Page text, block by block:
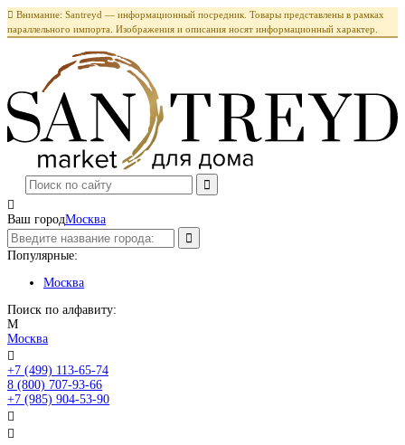
 Внимание: Santreyd — информационный посредник. Товары представлены в рамках
параллельного импорта. Изображения и описания носят информационный характер.

Ваш городМосква
Популярные:
Москва
Поиск по алфавиту:
М
Москва

+7 (499) 113-65-74
8 (800) 707-93-66
+7 (985) 904-53-90

